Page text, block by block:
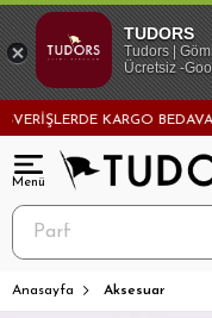
KARGO BEDAVA! -
Anasayfa Aksesuar
TUDORS
Tudors |
Ücretsiz -